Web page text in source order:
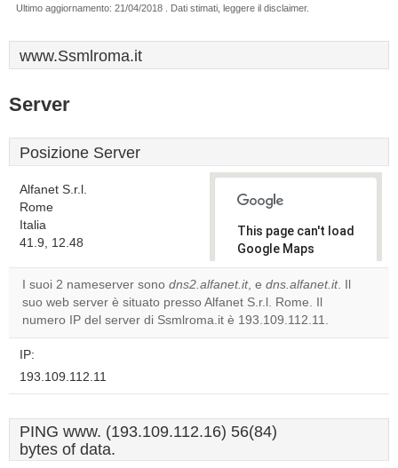
Ultimo aggiornamento: 21/04/2018 . Dati stimati, leggere il disclaimer.
www.Ssmlroma.it
Server
Posizione Server
Alfanet S.r.l.
Rome
Italia
41.9, 12.48
This page can't load
Google Maps
correctly.
Do you
own this
I suoi 2 nameserver sono dns2.alfanet.it, e dns.alfanet.it. Il
suo web server è situato presso Alfanet S.r.l. Rome. Il
numero IP del server di Ssmlroma.it è 193.109.112.11.
IP:
193.109.112.11
PING www. (193.109.112.16) 56(84)
bytes of data.